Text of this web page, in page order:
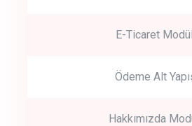
E-Ticaret
Ödeme Alt
Hakkımızda